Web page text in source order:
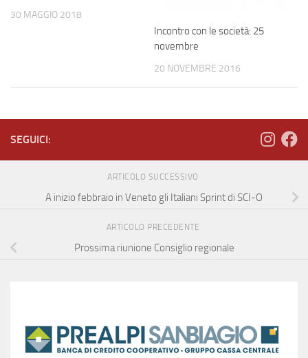
30 MAGGIO 2018
Incontro con le società: 25
novembre
20 NOVEMBRE 2016
SEGUICI:
ARTICOLO SUCCESSIVO
A inizio febbraio in Veneto gli Italiani Sprint di SCI-O
ARTICOLO PRECEDENTE
Prossima riunione Consiglio regionale